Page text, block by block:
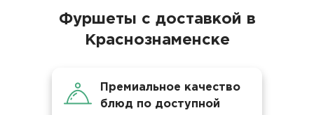
Фуршеты с доставкой в
Краснознаменске
Премиальное качество
блюд по доступной